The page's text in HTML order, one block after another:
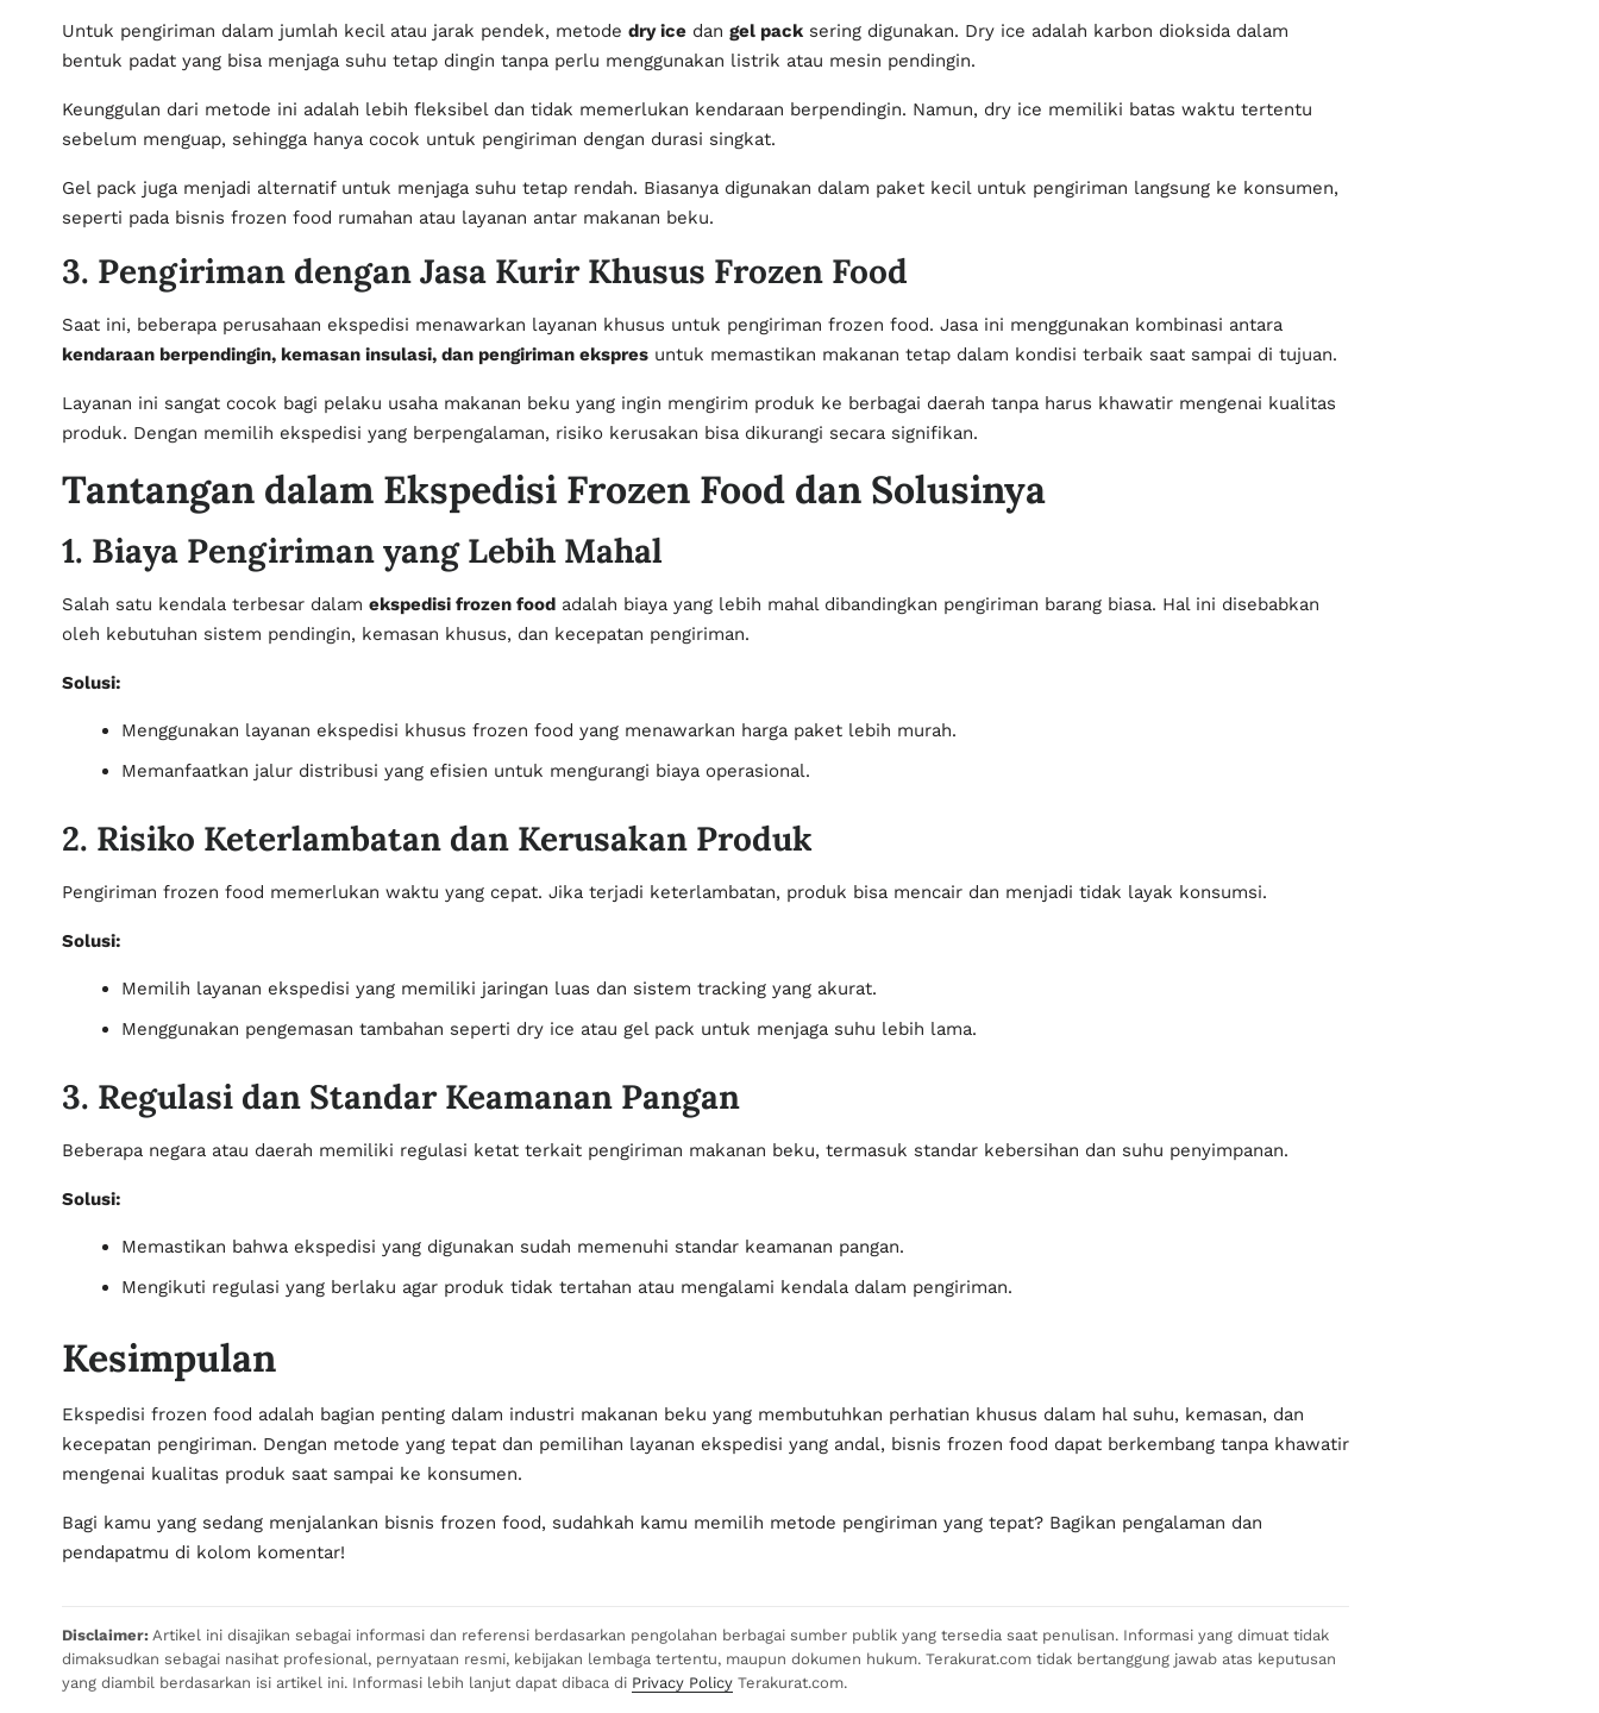
Untuk pengiriman dalam jumlah kecil atau jarak pendek, metode dry ice dan gel pack sering digunakan. Dry ice adalah karbon dioksida dalam
bentuk padat yang bisa menjaga suhu tetap dingin tanpa perlu menggunakan listrik atau mesin pendingin.
Keunggulan dari metode ini adalah lebih fleksibel dan tidak memerlukan kendaraan berpendingin. Namun, dry ice memiliki batas waktu tertentu
sebelum menguap, sehingga hanya cocok untuk pengiriman dengan durasi singkat.
Gel pack juga menjadi alternatif untuk menjaga suhu tetap rendah. Biasanya digunakan dalam paket kecil untuk pengiriman langsung ke konsumen,
seperti pada bisnis frozen food rumahan atau layanan antar makanan beku.
3. Pengiriman dengan Jasa Kurir Khusus Frozen Food
Saat ini, beberapa perusahaan ekspedisi menawarkan layanan khusus untuk pengiriman frozen food. Jasa ini menggunakan kombinasi antara
kendaraan berpendingin, kemasan insulasi, dan pengiriman ekspres untuk memastikan makanan tetap dalam kondisi terbaik saat sampai di tujuan.
Layanan ini sangat cocok bagi pelaku usaha makanan beku yang ingin mengirim produk ke berbagai daerah tanpa harus khawatir mengenai kualitas
produk. Dengan memilih ekspedisi yang berpengalaman, risiko kerusakan bisa dikurangi secara signifikan.
Tantangan dalam Ekspedisi Frozen Food dan Solusinya
1. Biaya Pengiriman yang Lebih Mahal
Salah satu kendala terbesar dalam ekspedisi frozen food adalah biaya yang lebih mahal dibandingkan pengiriman barang biasa. Hal ini disebabkan
oleh kebutuhan sistem pendingin, kemasan khusus, dan kecepatan pengiriman.
Solusi:
Menggunakan layanan ekspedisi khusus frozen food yang menawarkan harga paket lebih murah.
Memanfaatkan jalur distribusi yang efisien untuk mengurangi biaya operasional.
2. Risiko Keterlambatan dan Kerusakan Produk
Pengiriman frozen food memerlukan waktu yang cepat. Jika terjadi keterlambatan, produk bisa mencair dan menjadi tidak layak konsumsi.
Solusi:
Memilih layanan ekspedisi yang memiliki jaringan luas dan sistem tracking yang akurat.
Menggunakan pengemasan tambahan seperti dry ice atau gel pack untuk menjaga suhu lebih lama.
3. Regulasi dan Standar Keamanan Pangan
Beberapa negara atau daerah memiliki regulasi ketat terkait pengiriman makanan beku, termasuk standar kebersihan dan suhu penyimpanan.
Solusi:
Memastikan bahwa ekspedisi yang digunakan sudah memenuhi standar keamanan pangan.
Mengikuti regulasi yang berlaku agar produk tidak tertahan atau mengalami kendala dalam pengiriman.
Kesimpulan
Ekspedisi frozen food adalah bagian penting dalam industri makanan beku yang membutuhkan perhatian khusus dalam hal suhu, kemasan, dan
kecepatan pengiriman. Dengan metode yang tepat dan pemilihan layanan ekspedisi yang andal, bisnis frozen food dapat berkembang tanpa khawatir
mengenai kualitas produk saat sampai ke konsumen.
Bagi kamu yang sedang menjalankan bisnis frozen food, sudahkah kamu memilih metode pengiriman yang tepat? Bagikan pengalaman dan
pendapatmu di kolom komentar!
Disclaimer: Artikel ini disajikan sebagai informasi dan referensi berdasarkan pengolahan berbagai sumber publik yang tersedia saat penulisan. Informasi yang dimuat tidak
dimaksudkan sebagai nasihat profesional, pernyataan resmi, kebijakan lembaga tertentu, maupun dokumen hukum. Terakurat.com tidak bertanggung jawab atas keputusan
yang diambil berdasarkan isi artikel ini. Informasi lebih lanjut dapat dibaca di Privacy Policy Terakurat.com.